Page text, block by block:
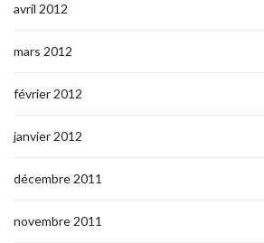
avril 2012
mars 2012
février 2012
janvier 2012
décembre 2011
novembre 2011